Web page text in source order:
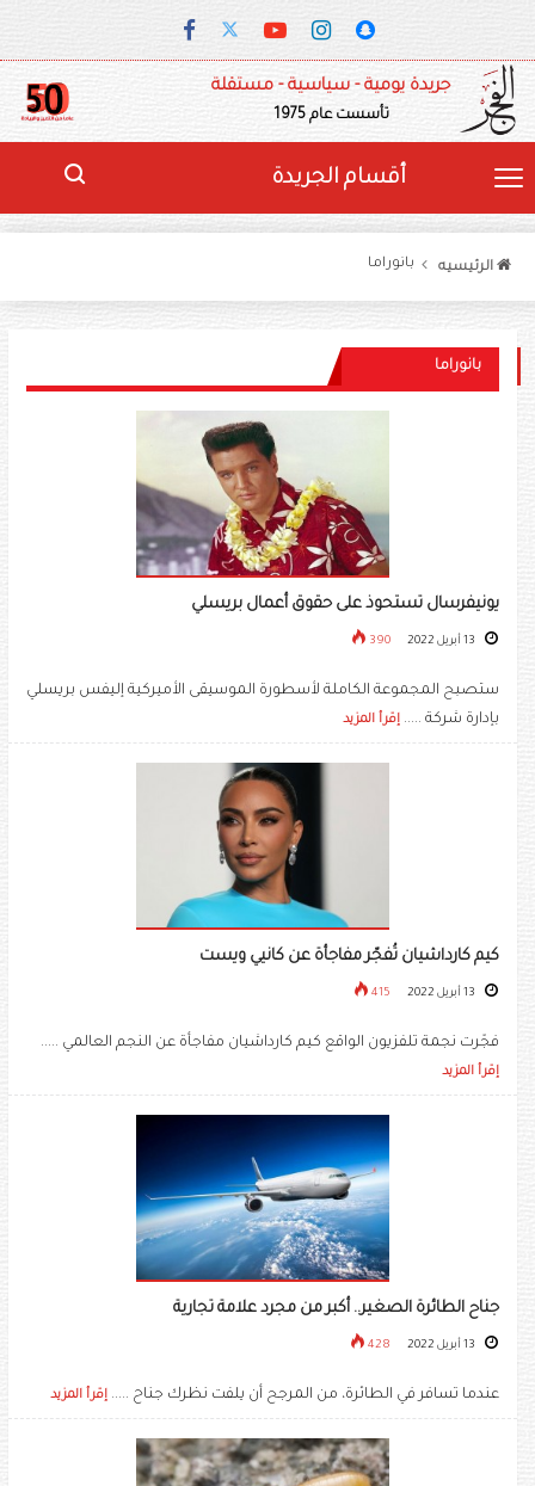
جريدة يومية - سياسية - مستقلة
تأسست عام 1975
أقسام الجريدة
الرئيسيه بانوراما
بانوراما
يونيفرسال تستحوذ على حقوق أعمال بريسلي
390
ستصبح المجموعة الكاملة لأسطورة الموسيقى الأميركية إليفس بريسلي
بإدارة شركة ..... إقرأ المزيد
كيم كارداشيان تُفجّر مفاجأة عن كانيي ويست
415
فجّرت نجمة تلفزيون الواقع ​كيم كارداشيان​ مفاجأة عن النجم العالمي .....
إقرأ المزيد
جناح الطائرة الصغير.. أكبر من مجرد علامة تجارية
428
عندما تسافر في الطائرة، من المرجح أن يلفت نظرك جناح ..... إقرأ المزيد